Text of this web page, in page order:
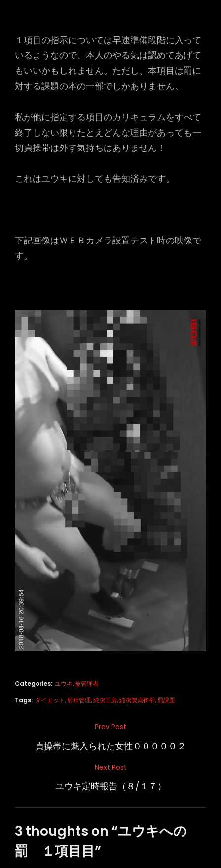
１項目の指示については早速準備段階に入って
いるようなので、本人のやる気は認めてあげて
もいいかもしれません。ただし、本項目は罰に
対する課題の本の一部でしかありません。
私が他に指定する項目のカリキュラムをすべて
終了しない限りたとえどんな理由があっても一
切貞操帯は外す気持ちはありません！
これはユウキに対しても告知済みです。
下記画像はＷＥＢカメラ設置テスト時の映像で
す。
Categories: ユウキ,被管理者
Tags: ダイエット,射精管理,純潔工房,純潔製貞操帯,罰課題
ー
シ
ョ
ン
Prev Post
貞操帯に魅入られた女性０００００２
Next Post
ユウキ定時報告（８/１７）
3 thoughts on “ユウキへの
罰 １項目目”